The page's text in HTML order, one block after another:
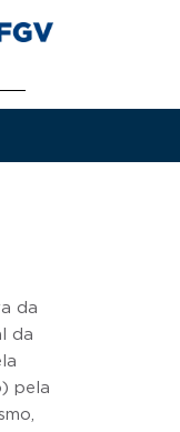
da
da
pela